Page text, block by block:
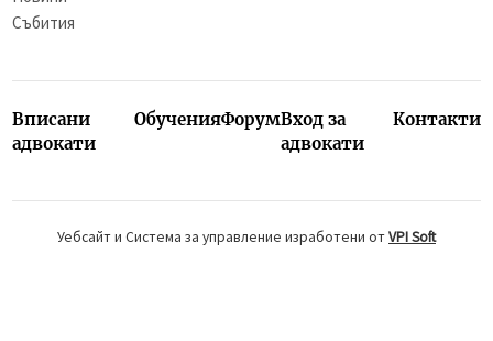
Събития
Вписани
адвокати
ОбученияФорумВход за
адвокати
Контакти
Уебсайт и Система за управление изработени отVPI Soft